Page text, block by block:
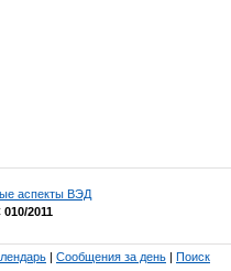
аспекты ВЭД
2011
| Сообщения за день | Поиск